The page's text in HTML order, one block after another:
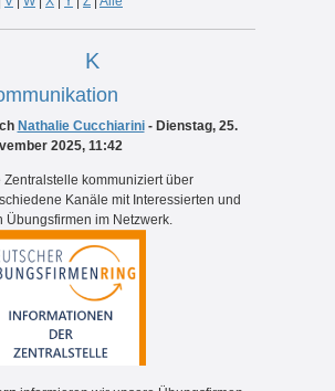
K
Nathalie Cucchiarini- Dienstag, 25.
2025, 11:42
Zentralstelle kommuniziert über
Kanäle mit Interessierten und
Übungsfirmen im Netzwerk.